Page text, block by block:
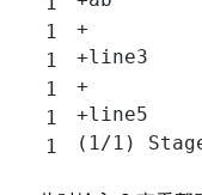
+
+line3
+
+line5
(1/1)